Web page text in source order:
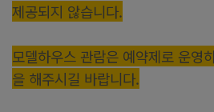
제공되지 않습니다.
모델하우스 관람은 예약제로 운영
을 해주시길 바랍니다.